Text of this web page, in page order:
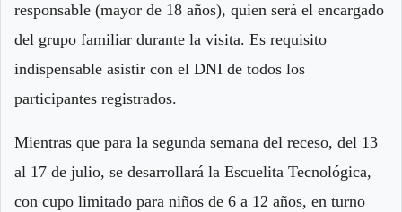
responsable (mayor de 18 años), quien será el encargado
del grupo familiar durante la visita. Es requisito
indispensable asistir con el DNI de todos los
participantes registrados.
Mientras que para la segunda semana del receso, del 13
al 17 de julio, se desarrollará la Escuelita Tecnológica,
con cupo limitado para niños de 6 a 12 años, en turno